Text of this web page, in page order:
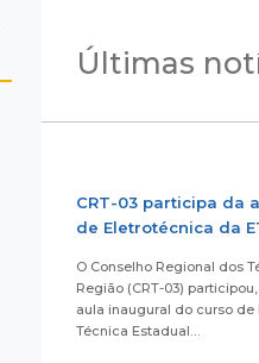
Últimas
CRT-03 participa da
de Eletrotécnica da
O Conselho Regional dos
Região (CRT-03)
aula inaugural do curso
Técnica Estadual…